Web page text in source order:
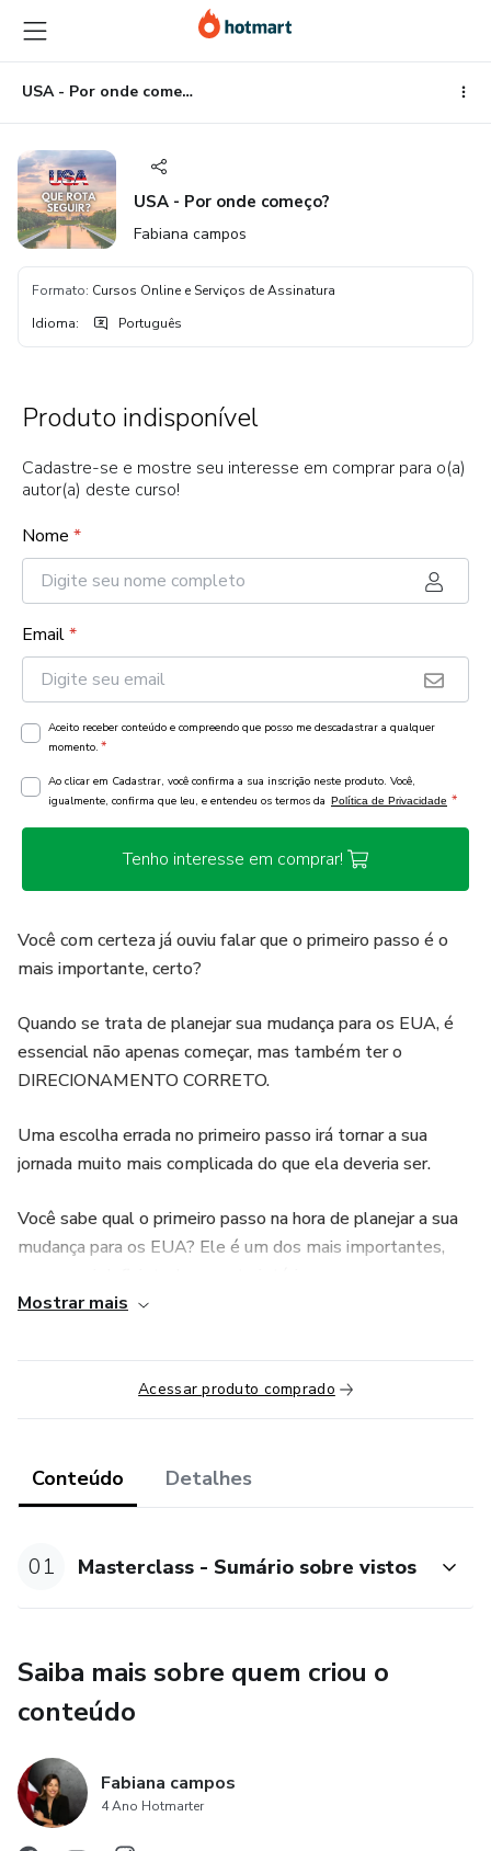
para
o
conteúdo
principal
para
o
pagamento
para
o
rodapé
USA - Por onde começo?
USA - Por onde começo?
Fabiana campos
Formato: Cursos Online e Serviços de Assinatura
Idioma: Português
Produto indisponível
Cadastre-se e mostre seu interesse em comprar para o(a)
autor(a) deste curso!
Nome *
Email*
Aceito receber conteúdo e compreendo que posso me descadastrar a qualquer
momento. *
Ao clicar em Cadastrar, você confirma a sua inscrição neste produto. Você,
igualmente, confirma que leu, e entendeu os termos da Política de Privacidade *
Tenho interesse em comprar!
Você com certeza já ouviu falar que o primeiro passo é o
mais importante, certo?
Quando se trata de planejar sua mudança para os EUA, é
essencial não apenas começar, mas também ter o
DIRECIONAMENTO CORRETO.
Uma escolha errada no primeiro passo irá tornar a sua
jornada muito mais complicada do que ela deveria ser.
Você sabe qual o primeiro passo na hora de planejar a sua
mudança para os EUA? Ele é um dos mais importantes,
Existem mais de 100 tipos de visto, e cada um deles tem
as suas próprias exigências e restrições.
Você sabe qual o melhor visto para você?
jornada, evitando problemas ou a necessidade de voltar
para o Brasil antes do planejado.
Essa Masterclass foi elaborada pra te ajudar com isso. Em
um hora, você sairá, sabendo, ao menos o rumo a tomar.
Aqui você receberá um sumário de tudo em relação aos
Mostrar mais
Acessar produto comprado
Conteúdo Detalhes
01 Masterclass - Sumário sobre vistos
Saiba mais sobre quem criou o
conteúdo
Fabiana campos
4 Ano Hotmarter